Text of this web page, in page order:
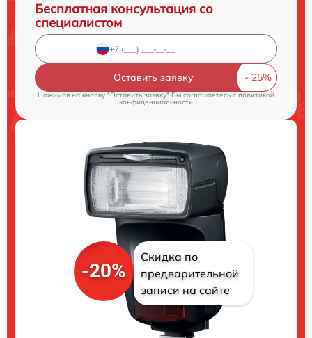
Бесплатная консультация со
специалистом
Оставить заявку
Нажимая на кнопку "Оставить заявку" Вы соглашаетесь cполитикой
конфиденциальности
-20%
Скидка по
предварительной
записи на сайте